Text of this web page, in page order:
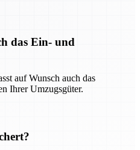
das Ein- und
auf Wunsch auch das
Ihrer Umzugsgüter.